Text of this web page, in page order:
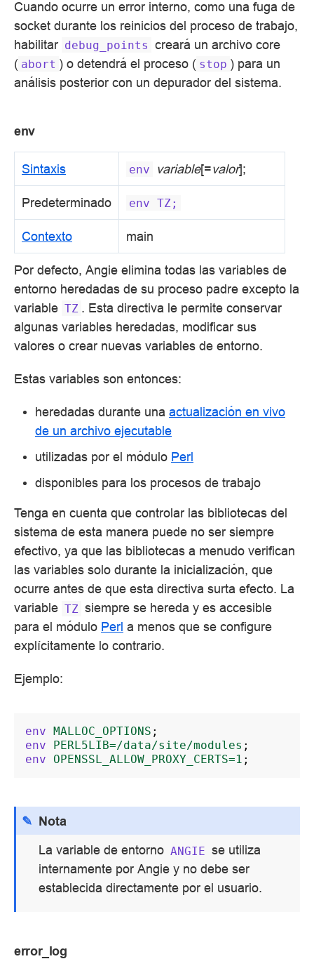
Cuando ocurre un error interno, como una fuga de
socket durante los reinicios del proceso de trabajo,
habilitar debug_points creará un archivo core
( abort ) o detendrá el proceso ( stop ) para un
análisis posterior con un depurador del sistema.
env
Sintaxis env variable[=valor];
Predeterminado env TZ;
Contexto main
Por defecto, Angie elimina todas las variables de
entorno heredadas de su proceso padre excepto la
variable TZ . Esta directiva le permite conservar
algunas variables heredadas, modificar sus
valores o crear nuevas variables de entorno.
Estas variables son entonces:
heredadas durante una actualización en vivo
de un archivo ejecutable
utilizadas por el módulo Perl
disponibles para los procesos de trabajo
Tenga en cuenta que controlar las bibliotecas del
sistema de esta manera puede no ser siempre
efectivo, ya que las bibliotecas a menudo verifican
las variables solo durante la inicialización, que
ocurre antes de que esta directiva surta efecto. La
variable TZ siempre se hereda y es accesible
para el módulo Perl a menos que se configure
explícitamente lo contrario.
Ejemplo:
env MALLOC_OPTIONS ;
env
PERL5LIB=/data/site/modules ;
env
OPENSSL_ALLOW_PROXY_CERTS=1 ;
Nota
La variable de entorno ANGIE se utiliza
internamente por Angie y no debe ser
establecida directamente por el usuario.
error_log